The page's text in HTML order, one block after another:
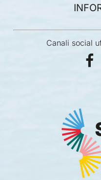
Canali social